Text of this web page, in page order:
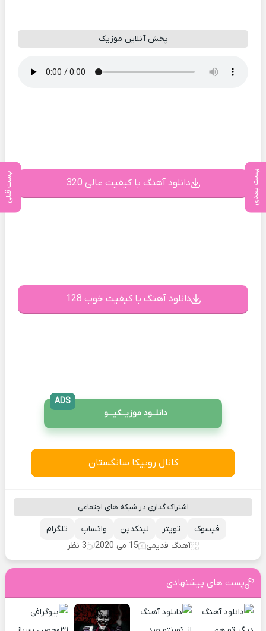
پست بعدی پست قبلی
پخش آنلاین موزیک
دانلود آهنگ با کیفیت عالی 320
دانلود آهنگ با کیفیت خوب 128
دانلــود موزیــکیـــو
ADS
کانال روبیکا سانگستان
اشتراک گذاری در شبکه های اجتماعی
تلگرام واتساپ لینکدین تویتر
فیسوک
آهنگ قدیمی
15 می 2020 3 نظر
پست های پیشنهادی